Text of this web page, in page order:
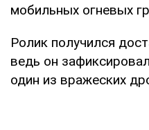
мобильных огневых
Ролик получился
ведь он
один из вражеских